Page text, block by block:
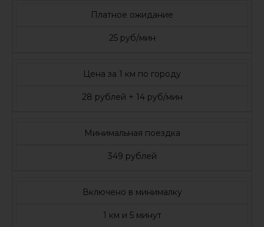
Платное ожидание
25 руб/мин
Цена за 1 км по городу
28 рублей + 14 руб/мин
Минимальная поездка
349 рублей
Включено в минималку
1 км и 5 минут